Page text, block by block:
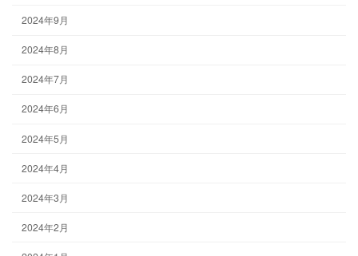
2024年9月
2024年8月
2024年7月
2024年6月
2024年5月
2024年4月
2024年3月
2024年2月